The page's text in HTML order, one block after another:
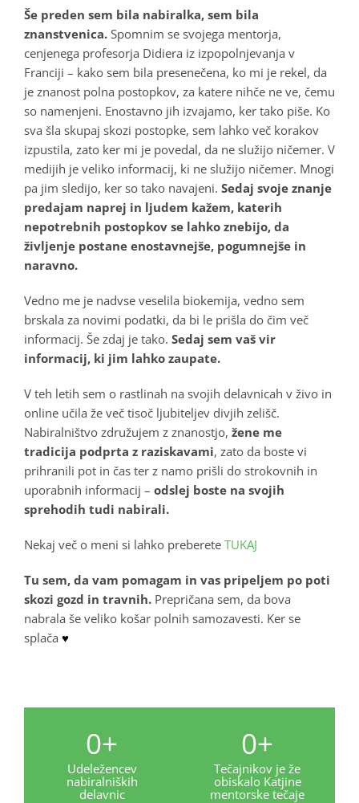
Še preden sem bila nabiralka, sem bila
znanstvenica.Spomnim se svojega mentorja,
cenjenega profesorja Didiera iz izpopolnjevanja v
Franciji – kako sem bila presenečena, ko mi je rekel, da
je znanost polna postopkov, za katere nihče ne ve, čemu
so namenjeni. Enostavno jih izvajamo, ker tako piše. Ko
sva šla skupaj skozi postopke, sem lahko več korakov
izpustila, zato ker mi je povedal, da ne služijo ničemer. V
medijih je veliko informacij, ki ne služijo ničemer. Mnogi
pa jim sledijo, ker so tako navajeni. Sedaj svoje znanje
predajam naprej in ljudem kažem, katerih
nepotrebnih postopkov se lahko znebijo, da
življenje postane enostavnejše, pogumnejše in
naravno.
Vedno me je nadvse veselila biokemija, vedno sem
brskala za novimi podatki, da bi le prišla do čim več
informacij. Še zdaj je tako. Sedaj sem vaš vir
informacij, ki jim lahko zaupate.
V teh letih sem o rastlinah na svojih delavnicah v živo in
online učila že več tisoč ljubiteljev divjih zelišč.
Nabiralništvo združujem z znanostjo, žene me
tradicija podprta z raziskavami, zato da boste vi
prihranili pot in čas ter z namo prišli do strokovnih in
uporabnih informacij – odslej boste na svojih
sprehodih tudi nabirali.
Nekaj več o meni si lahko preberete TUKAJ
Tu sem, da vam pomagam in vas pripeljem po poti
skozi gozd in travnih.Prepričana sem, da bova
nabrala še veliko košar polnih samozavesti. Ker se
splača ♥
0+
Udeležencev
nabiralniških
delavnic
0+
Tečajnikov je že
obiskalo Katjine
mentorske tečaje